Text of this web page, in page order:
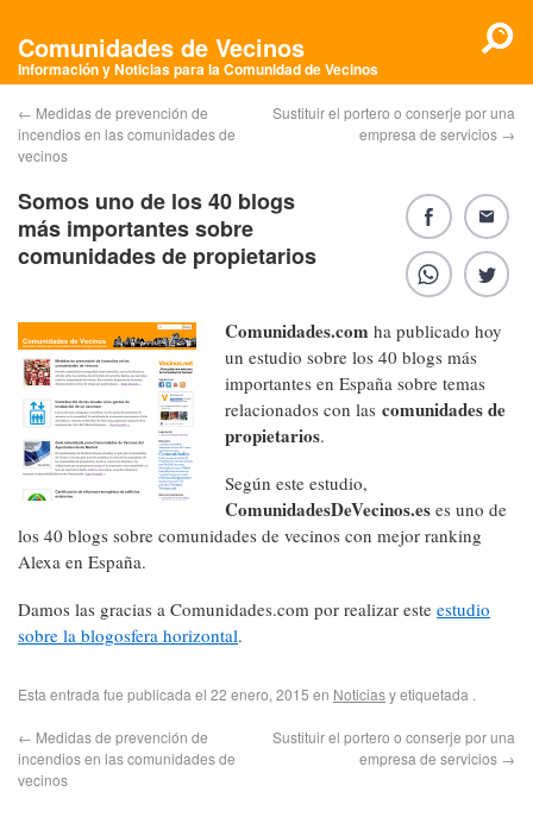
Comunidades de Vecinos
Información y Noticias para la Comunidad de Vecinos
← Medidas de prevención de
incendios en las comunidades de
vecinos
Sustituir el portero o conserje por una
empresa de servicios →
Somos uno de los 40 blogs
más importantes sobre
comunidades de propietarios
Comunidades.com ha publicado hoy
un estudio sobre los 40 blogs más
importantes en España sobre temas
relacionados con las comunidades de
propietarios.
Según este estudio,
ComunidadesDeVecinos.es es uno de
los 40 blogs sobre comunidades de vecinos con mejor ranking
Alexa en España.
Damos las gracias a Comunidades.com por realizar este estudio
sobre la blogosfera horizontal.
Esta entrada fue publicada el 22 enero, 2015 en Noticiasy etiquetada .
← Medidas de prevención de
incendios en las comunidades de
vecinos
Sustituir el portero o conserje por una
empresa de servicios →